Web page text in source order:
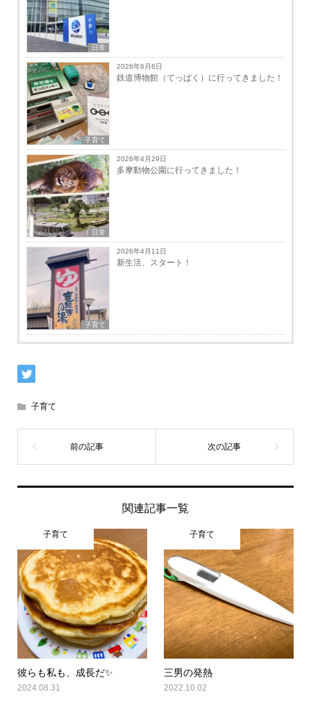
日常
子育て
2026年6月6日
鉄道博物館（てっぱく）に行ってきました！
日常
2026年4月29日
多摩動物公園に行ってきました！
子育て
2026年4月11日
新生活、スタート！
子育て
関連記事一覧
子育て
彼らも私も、成長だ✨
2024.08.31
子育て
三男の発熱
2022.10.02